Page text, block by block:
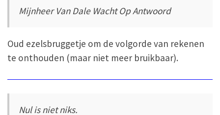
Mijnheer Van Dale Wacht Op Antwoord
Oud ezelsbruggetje om de volgorde van rekenen
te onthouden (maar niet meer bruikbaar).
Nul is niet niks.